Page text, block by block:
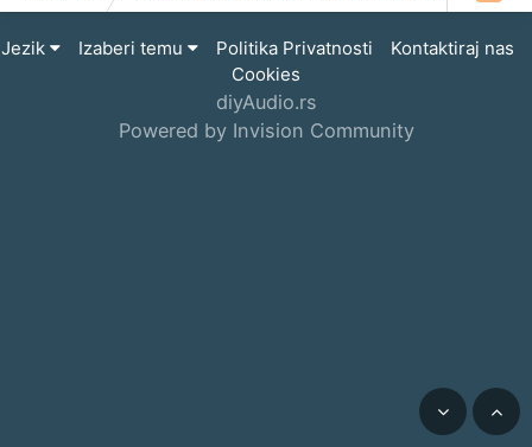
Jezik Izaberi temu Politika Privatnosti
Kontaktiraj nas
Cookies
diyAudio.rs
Powered by Invision Community